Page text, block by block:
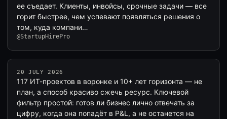
ее съедает. Клиенты, инвойсы, срочные задачи — все
горит быстрее, чем успевают появляться решения о
том, куда компани…
@StartupHirePro
20 JULY 2026
117 ИТ-проектов в воронке и 10+ лет горизонта — не
план, а способ красиво сжечь ресурс. Ключевой
фильтр простой: готов ли бизнес лично отвечать за
цифру, когда она попадёт в P&L, а не останется на